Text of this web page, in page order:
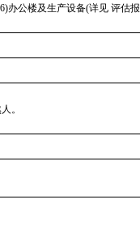
办公楼及生产设备(详见 评估报
。